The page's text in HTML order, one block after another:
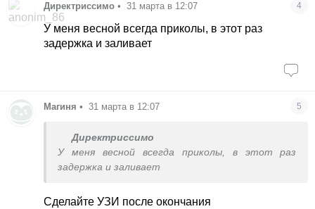
Директриссимо • 31 марта в 12:07 4
У меня весной всегда приколы, в этот раз
задержка и заливает
Магиня • 31 марта в 12:07 5
Директриссимо
У меня весной всегда приколы, в этот раз
задержка и заливает
Сделайте УЗИ после окончания